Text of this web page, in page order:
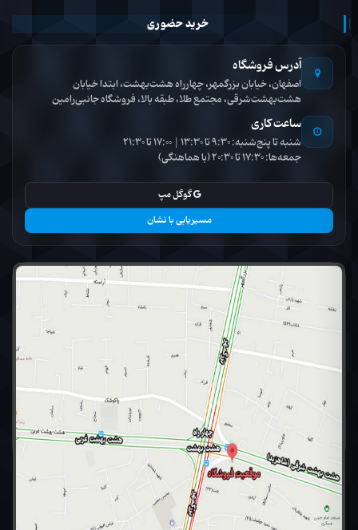
خرید حضوری
آدرس فروشگاه
اصفهان، خیابان بزرگمهر، چهارراه هشت‌بهشت، ابتدا خیابان
هشت‌بهشت‌شرقی، مجتمع طلا، طبقه بالا، فروشگاه جانبی‌رامین
ساعت کاری
شنبه تا پنج‌شنبه: 9:30 تا 13:30 | 17:00 تا 21:30
جمعه‌ها: 17:30 تا 20:30 (با هماهنگی)
گوگل مپ
مسیریابی با نشان